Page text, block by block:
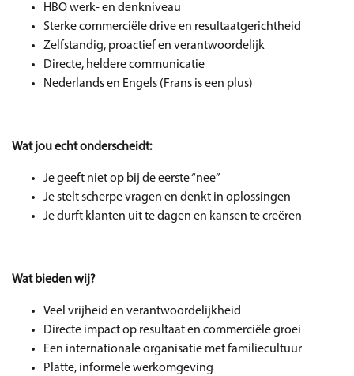
HBO werk- en denkniveau
Sterke commerciële drive en resultaatgerichtheid
Zelfstandig, proactief en verantwoordelijk
Directe, heldere communicatie
Nederlands en Engels (Frans is een plus)
Wat jou echt onderscheidt:
Je geeft niet op bij de eerste “nee”
Je stelt scherpe vragen en denkt in oplossingen
Je durft klanten uit te dagen en kansen te creëren
Wat bieden wij?
Veel vrijheid en verantwoordelijkheid
Directe impact op resultaat en commerciële groei
Een internationale organisatie met familiecultuur
Platte, informele werkomgeving